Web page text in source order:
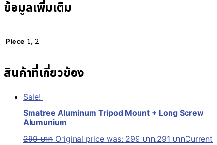
ข้อมูลเพิ่มเติม
Piece 1, 2
สินค้าที่เกี่ยวข้อง
Sale!
Smatree Aluminum Tripod Mount + Long Screw
Alumunium
299บาท Original price was: 299 บาท.291 บาทCurrent